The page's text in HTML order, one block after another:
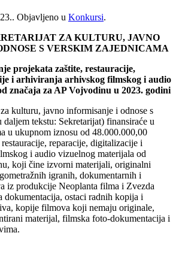
. Objavljeno u Konkursi.
ZA KULTURU, JAVNO
S VERSKIM ZAJEDNICAMA
projekata zaštite, restauracije,
i arhiviranja arhivskog filmskog i audio
značaja za AP Vojvodinu u 2023. godini
kulturu, javno informisanje i odnose s
tekstu: Sekretarijat) finansiraće u
u ukupnom iznosu od 48.000.000,00
reparacije, digitalizacije i
i audio vizuelnog materijala od
koji čine izvorni materijali, originalni
igranih, dokumentarnih i
iz produkcije Neoplanta filma i Zvezda
dokumentacija, ostaci radnih kopija i
kopije filmova koji nemaju originale,
materijal, filmska foto-dokumentacija i